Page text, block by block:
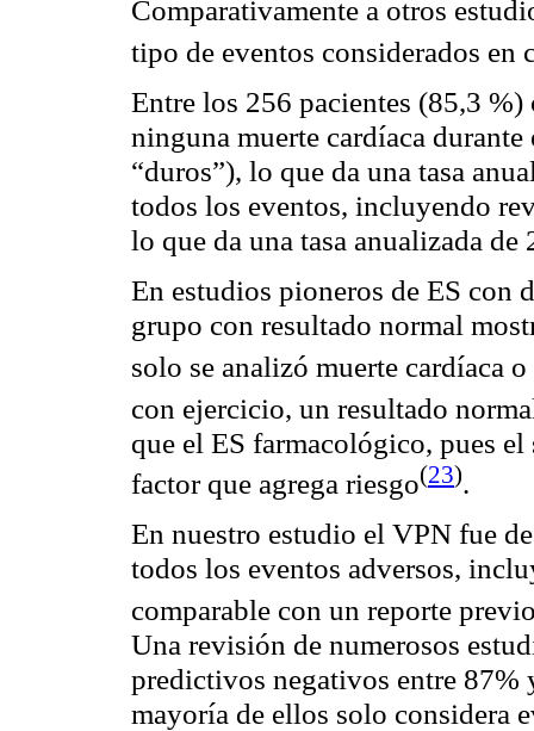
Comparativamente a otros
tipo de eventos considerados en
Entre los 256 pacientes (85,3
ninguna muerte cardíaca
“duros”), lo que da una tasa
todos los eventos, incluyendo
lo que da una tasa anualizada de
En estudios pioneros de ES con
grupo con resultado normal
solo se analizó muerte cardíaca
con ejercicio, un resultado
que el ES farmacológico, pues
factor que agrega riesgo(23).
En nuestro estudio el VPN fue
todos los eventos adversos,
comparable con un reporte
Una revisión de numerosos
predictivos negativos entre 87%
mayoría de ellos solo considera